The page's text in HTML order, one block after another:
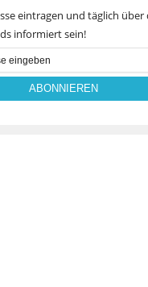
eintragen und täglich über
informiert sein!
ABONNIEREN